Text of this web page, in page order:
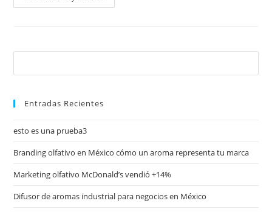
Entradas Recientes
esto es una prueba3
Branding olfativo en México cómo un aroma representa tu marca
Marketing olfativo McDonald’s vendió +14%
Difusor de aromas industrial para negocios en México